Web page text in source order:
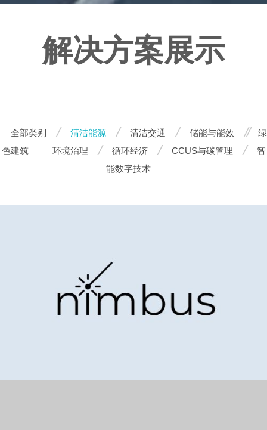
解决方案展示
全部类别 清洁能源 清洁交通 储能与能效
绿
色建筑
环境治理 循环经济 CCUS与碳管理
智
能数字技术